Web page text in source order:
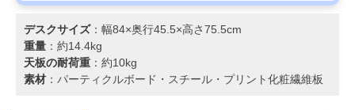
デスクサイズ：幅84×奥行45.5×高さ75.5cm
重量 ：約14.4kg
天板の耐荷重 ：約10kg
素材 ：パーティクルボード・スチール・プリント化粧繊維板